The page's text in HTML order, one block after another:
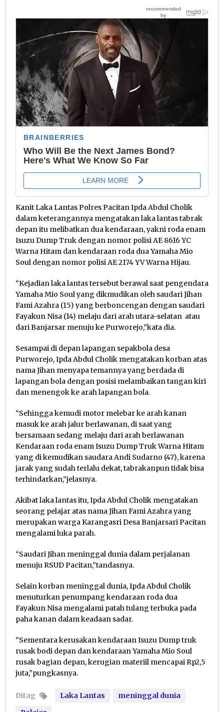
Kanit Laka Lantas Polres Pacitan Ipda Abdul Cholik
dalam keterangannya mengatakan laka lantas tabrak
depan itu melibatkan dua kendaraan, yakni roda enam
Isuzu Dump Truk dengan nomor polisi AE 8616 YC
Warna Hitam dan kendaraan roda dua Yamaha Mio
Soul dengan nomor polisi AE 2174 YV Warna Hijau.
“Kejadian laka lantas tersebut berawal saat pengendara
Yamaha Mio Soul yang dikmudikan oleh saudari Jihan
Fami Azahra (15) yang berboncengan dengan saudari
Fayakun Nisa (14) melaju dari arah utara-selatan atau
dari Banjarsar menuju ke Purworejo,”kata dia.
Sesampai di depan lapangan sepakbola desa
Purworejo, Ipda Abdul Cholik mengatakan korban atas
nama Jihan menyapa temannya yang berdada di
lapangan bola dengan posisi melambaikan tangan kiri
dan menengok ke arah lapangan bola.
“Sehingga kemudi motor melebar ke arah kanan
masuk ke arah jalur berlawanan, di saat yang
bersamaan sedang melaju dari arah berlawanan
Kendaraan roda enam Isuzu Dump Truk Warna Hitam
yang di kemudikan saudara Andi Sudarno (47), karena
jarak yang sudah terlalu dekat, tabrakanpun tidak bisa
terhindarkan,”jelasnya.
Akibat laka lantas itu, Ipda Abdul Cholik mengatakan
seorang pelajar atas nama Jihan Fami Azahra yang
merupakan warga Karangasri Desa Banjarsari Pacitan
mengalami luka parah.
“Saudari Jihan meninggal dunia dalam perjalanan
menuju RSUD Pacitan,”tandasnya.
Selain korban meninggal dunia, Ipda Abdul Cholik
menuturkan penumpang kendaraan roda dua
Fayakun Nisa mengalami patah tulang terbuka pada
paha kanan dalam keadaan sadar.
“Sementara kerusakan kendaraan Isuzu Dump truk
rusak bodi depan dan kendaraan Yamaha Mio Soul
rusak bagian depan, kerugian materiil mencapai Rp2,5
juta,”pungkasnya.
Ditag Laka Lantas
meninggal dunia